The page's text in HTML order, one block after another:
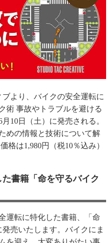
より、バイクの安全運転に
術 事故やトラブルを避ける
10日（土）に発売される。
めの情報と技術について解
格は1,980円（税10％込み）
書籍「命を守るバイク
運転に特化した書籍、「命
売いたします。バイクにま